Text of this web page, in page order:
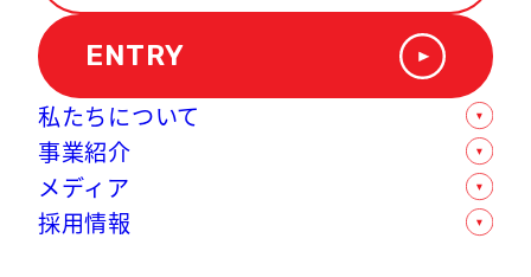
ENTRY
私たちについて
数字で見るアドバンサー
オフィス紹介
企業情報
事業紹介
モバイル人材支援事業
ソリューション支援事業
メディア
社内インタビュー
採用情報